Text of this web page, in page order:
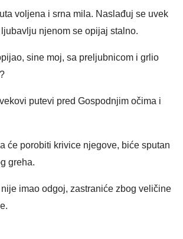
voljena i srna mila. Naslađuj se uvek
njenom se opijaj stalno.
sine moj, sa preljubnicom i grlio
putevi pred Gospodnjim očima i
će porobiti krivice njegove, biće sputan
greha.
nije imao odgoj, zastraniće zbog veličine